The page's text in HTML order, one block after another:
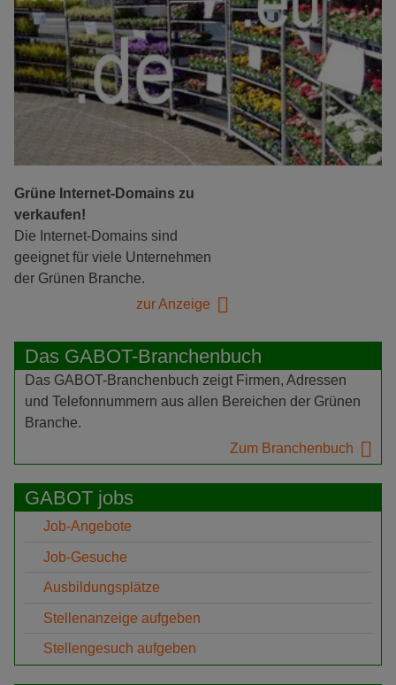
Grüne Internet-Domains zu
verkaufen!
Die Internet-Domains sind
geeignet für viele Unternehmen
der Grünen Branche.
zur Anzeige
Das GABOT-Branchenbuch
Das GABOT-Branchenbuch zeigt Firmen, Adressen
und Telefonnummern aus allen Bereichen der Grünen
Branche.
Zum Branchenbuch
GABOT jobs
Job-Angebote
Job-Gesuche
Ausbildungsplätze
Stellenanzeige aufgeben
Stellengesuch aufgeben